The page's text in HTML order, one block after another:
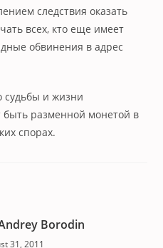
следствия оказать
всех, кто еще имеет
обвинения в адрес
судьбы и жизни
разменной монетой в
спорах.
Borodin
31, 2011